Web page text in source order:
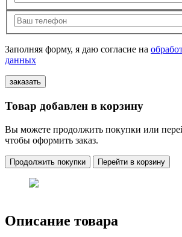
Заполняя форму, я даю согласие на
данных
Товар добавлен в корзину
Вы можете продолжить покупки или
чтобы оформить заказ.
Продолжить покупки Перейти в корзину
Описание товара